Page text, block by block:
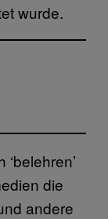
wurde.
die
andere